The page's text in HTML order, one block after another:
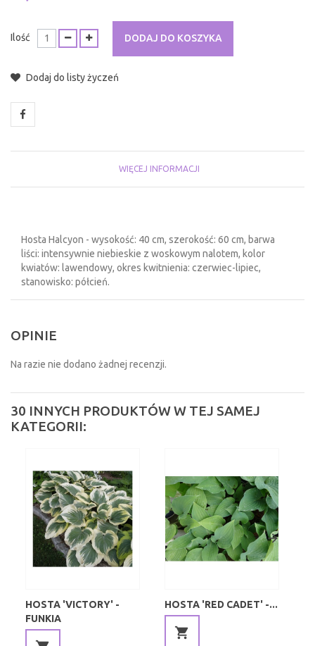
Ilość DODAJ DO KOSZYKA
Dodaj do listy życzeń
WIĘCEJ INFORMACJI
Hosta Halcyon - wysokość: 40 cm, szerokość: 60 cm, barwa
liści: intensywnie niebieskie z woskowym nalotem, kolor
kwiatów: lawendowy, okres kwitnienia: czerwiec-lipiec,
stanowisko: półcień.
OPINIE
Na razie nie dodano żadnej recenzji.
30 INNYCH PRODUKTÓW W TEJ SAMEJ
KATEGORII:
HOSTA 'VICTORY' -
FUNKIA
HOSTA 'RED CADET' -...